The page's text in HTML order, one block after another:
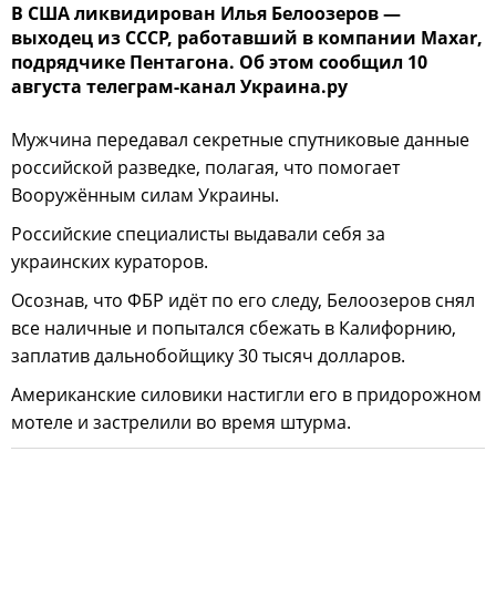
В США ликвидирован Илья Белоозеров —
выходец из СССР, работавший в компании Maxar,
подрядчике Пентагона. Об этом сообщил 10
августа телеграм-канал Украина.ру
Мужчина передавал секретные спутниковые данные
российской разведке, полагая, что помогает
Вооружённым силам Украины.
Российские специалисты выдавали себя за
украинских кураторов.
Осознав, что ФБР идёт по его следу, Белоозеров снял
все наличные и попытался сбежать в Калифорнию,
заплатив дальнобойщику 30 тысяч долларов.
Американские силовики настигли его в придорожном
мотеле и застрелили во время штурма.